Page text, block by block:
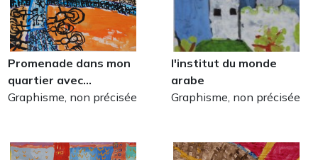
Promenade dans mon
quartier avec…
Graphisme, non précisée
l'institut du monde
arabe
Graphisme, non précisée